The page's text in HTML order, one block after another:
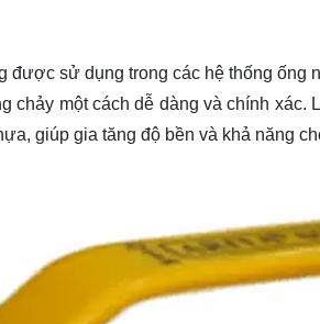
sử dụng trong các hệ thống ống
chảy một cách dễ dàng và chính
giúp gia tăng độ bền và khả năng